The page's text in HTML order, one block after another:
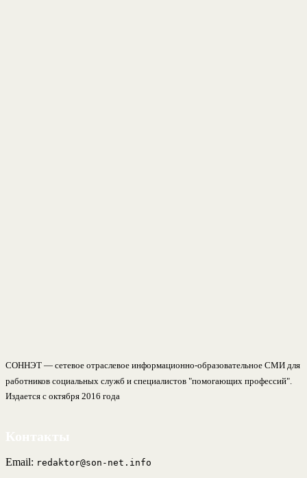
СОННЭТ — сетевое отраслевое информационно-образовательное СМИ для
работников социальных служб и специалистов "помогающих профессий".
Издается с октября 2016 года
Email: redaktor@son-net.info